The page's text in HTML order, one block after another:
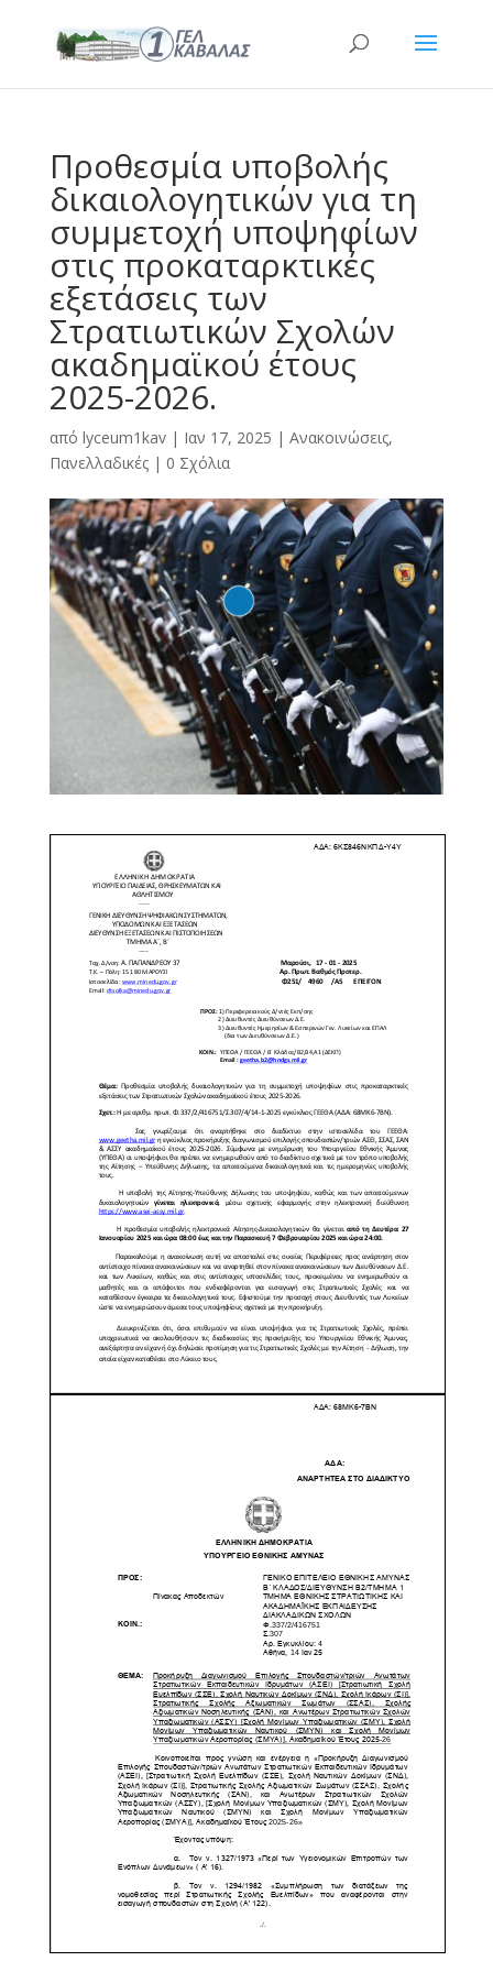
Προθεσμία υποβολής
δικαιολογητικών για τη
συμμετοχή υποψηφίων
στις προκαταρκτικές
εξετάσεις των
Στρατιωτικών Σχολών
ακαδημαϊκού έτους
2025-2026.
από lyceum1kav| Ιαν 17, 2025 | Ανακοινώσεις,
Πανελλαδικές| 0 Σχόλια